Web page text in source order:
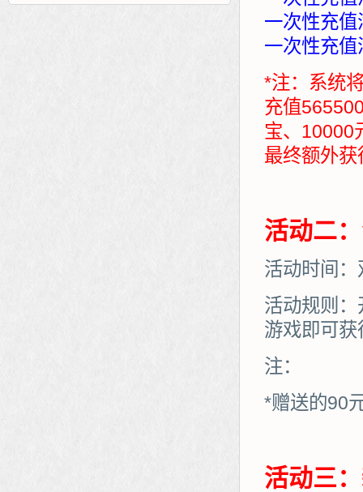
一次性充
一次性充
*注：系统
充值
宝、10000
最终额外
活动二
活动时间
活动规则
游戏即可
注：
*赠送的90
活动三